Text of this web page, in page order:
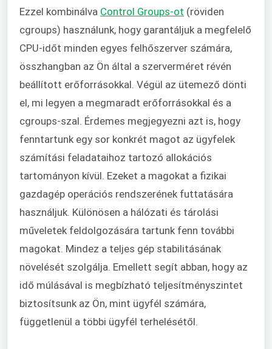
Ezzel kombinálva Control Groups-ot (röviden
cgroups) használunk, hogy garantáljuk a megfelelő
CPU-időt minden egyes felhőszerver számára,
összhangban az Ön által a szerverméret révén
beállított erőforrásokkal. Végül az ütemező dönti
el, mi legyen a megmaradt erőforrásokkal és a
cgroups-szal. Érdemes megjegyezni azt is, hogy
fenntartunk egy sor konkrét magot az ügyfelek
számítási feladataihoz tartozó allokációs
tartományon kívül. Ezeket a magokat a fizikai
gazdagép operációs rendszerének futtatására
használjuk. Különösen a hálózati és tárolási
műveletek feldolgozására tartunk fenn további
magokat. Mindez a teljes gép stabilitásának
növelését szolgálja. Emellett segít abban, hogy az
idő múlásával is megbízható teljesítményszintet
biztosítsunk az Ön, mint ügyfél számára,
függetlenül a többi ügyfél terhelésétől.